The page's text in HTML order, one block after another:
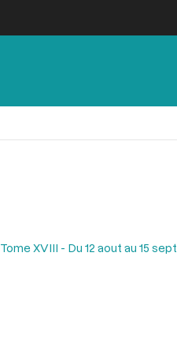
Tome XVIII - Du 12 aout au 15